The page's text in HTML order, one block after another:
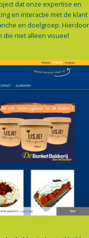
dat onze expertise en
en interactie met de klant
en doelgroep. Hierdoor
niet alleen visueel